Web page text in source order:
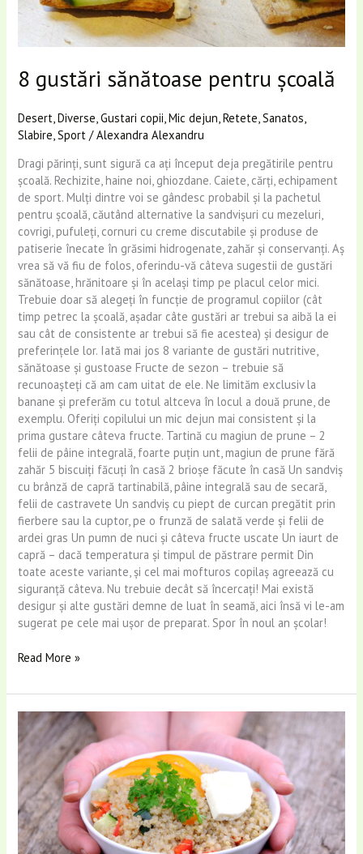
8 gustări sănătoase pentru şcoală
Desert ,Diverse ,Gustari copii ,Mic dejun ,Retete ,Sanatos
Slabire ,Sport /Alexandra Alexandru
Dragi părinţi, sunt sigură ca aţi început deja pregătirile pentru
şcoală. Rechizite, haine noi, ghiozdane. Caiete, cărţi, echipament
de sport. Mulţi dintre voi se gândesc probabil şi la pachetul
pentru şcoală, căutând alternative la sandvişuri cu mezeluri,
covrigi, pufuleţi, cornuri cu creme discutabile şi produse de
patiserie înecate în grăsimi hidrogenate, zahăr şi conservanţi. Aş
vrea să vă fiu de folos, oferindu-vă câteva sugestii de gustări
sănătoase, hrănitoare şi în acelaşi timp pe placul celor mici.
Trebuie doar să alegeţi în funcţie de programul copiilor (cât
timp petrec la şcoală, aşadar câte gustări ar trebui sa aibă la ei
sau cât de consistente ar trebui să fie acestea) şi desigur de
preferinţele lor. Iată mai jos 8 variante de gustări nutritive,
sănătoase şi gustoase Fructe de sezon – trebuie să
recunoașteți că am cam uitat de ele. Ne limităm exclusiv la
banane şi preferăm cu totul altceva în locul a două prune, de
exemplu. Oferiți copilului un mic dejun mai consistent şi la
prima gustare câteva fructe. Tartină cu magiun de prune – 2
felii de pâine integrală, foarte puţin unt, magiun de prune fără
zahăr 5 biscuiţi făcuţi în casă 2 brioşe făcute în casă Un sandviş
cu brânză de capră tartinabilă, pâine integrală sau de secară,
felii de castravete Un sandviş cu piept de curcan pregătit prin
fierbere sau la cuptor, pe o frunză de salată verde şi felii de
ardei gras Un pumn de nuci şi câteva fructe uscate Un iaurt de
capră – dacă temperatura şi timpul de păstrare permit Din
toate aceste variante, şi cel mai mofturos copilaş agreează cu
siguranță câteva. Nu trebuie decât să încercaţi! Mai există
desigur şi alte gustări demne de luat în seamă, aici însă vi le-am
sugerat pe cele mai uşor de preparat. Spor în noul an şcolar!
Read More »
Carbohidrati
vs
Carbohidrati